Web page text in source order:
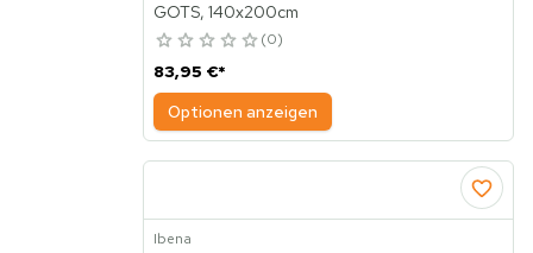
GOTS, 140x200cm
0
83,95 €*
Optionen anzeigen
Ibena